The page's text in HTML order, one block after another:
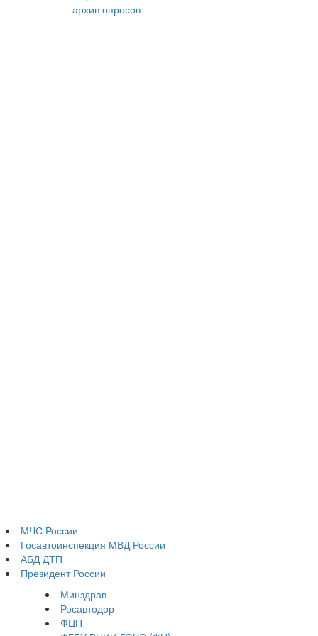
архив опросов
МЧС России
Госавтоинспекция МВД России
АБД ДТП
Президент России
Минздрав
Росавтодор
ФЦП